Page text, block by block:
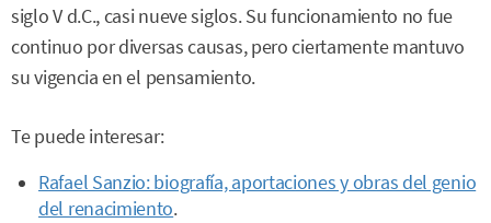
siglo V d.C., casi nueve siglos. Su funcionamiento no fue
continuo por diversas causas, pero ciertamente mantuvo
su vigencia en el pensamiento.
Te puede interesar:
Rafael Sanzio: biografía, aportaciones y obras del genio
del renacimiento.